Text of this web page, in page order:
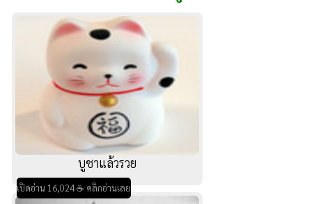
บูชาแล้วรวย
เปิดอ่าน 16,024 ☕ คลิกอ่านเลย